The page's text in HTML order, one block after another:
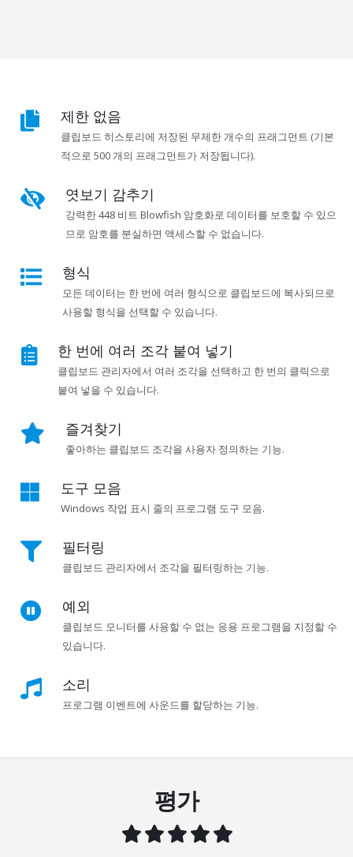
제한 없음
클립보드 히스토리에 저장된 무제한 개수의 프래그먼트 (기본
적으로 500 개의 프래그먼트가 저장됩니다).
엿보기 감추기
강력한 448 비트 Blowfish 암호화로 데이터를 보호할 수 있으
므로 암호를 분실하면 액세스할 수 없습니다.
형식
모든 데이터는 한 번에 여러 형식으로 클립보드에 복사되므로
사용할 형식을 선택할 수 있습니다.
한 번에 여러 조각 붙여 넣기
클립보드 관리자에서 여러 조각을 선택하고 한 번의 클릭으로
붙여 넣을 수 있습니다.
즐겨찾기
좋아하는 클립보드 조각을 사용자 정의하는 기능.
도구 모음
Windows 작업 표시 줄의 프로그램 도구 모음.
필터링
클립보드 관리자에서 조각을 필터링하는 기능.
예외
클립보드 모니터를 사용할 수 없는 응용 프로그램을 지정할 수
있습니다.
소리
프로그램 이벤트에 사운드를 할당하는 기능.
평가